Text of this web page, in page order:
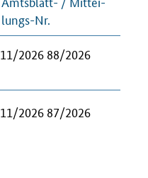
lungs-Nr.
11/2026 88/2026
11/2026 87/2026